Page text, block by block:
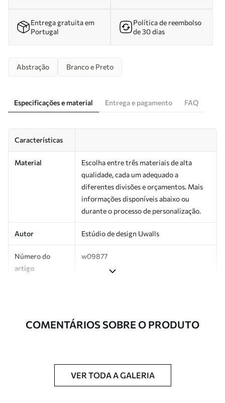
Entrega gratuita em
Portugal
Política de reembolso
de 30 dias
Abstração Branco e Preto
Especificações e material Entrega e pagamento FAQ
Características
Material
Escolha entre três materiais de alta
qualidade, cada um adequado a
diferentes divisões e orçamentos. Mais
informações disponíveis abaixo ou
durante o processo de personalização.
Autor Estúdio de design Uwalls
Número do
artigo
w09877
Adicionalmente
Disponível com revestimento de verniz
esponja macia. Murais de parede com
revestimento de verniz podem ser limpos
COMENTÁRIOS SOBRE O PRODUTO
VER TODA A GALERIA